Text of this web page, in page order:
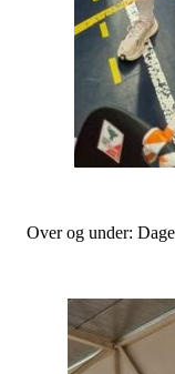
Over og under: